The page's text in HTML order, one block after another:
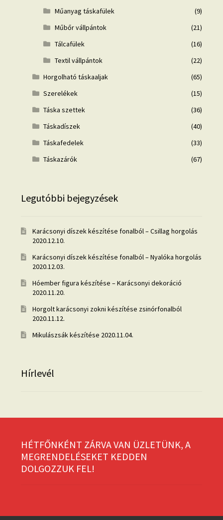
Műanyag táskafülek
(9)
Műbőr vállpántok
(21)
Tálcafülek
(16)
Textil vállpántok
(22)
Horgolható táskaaljak
(65)
Szerelékek
(15)
Táska szettek
(36)
Táskadíszek
(40)
Táskafedelek
(33)
Táskazárók
(67)
Legutóbbi bejegyzések
Karácsonyi díszek készítése fonalból – Csillag horgolás
2020.12.10.
Karácsonyi díszek készítése fonalból – Nyalóka horgolás
2020.12.03.
Hóember figura készítése – Karácsonyi dekoráció
2020.11.20.
Horgolt karácsonyi zokni készítése zsinórfonalból
2020.11.12.
Mikulászsák készítése 2020.11.04.
Hírlevél
HÉTFŐNKÉNT ZÁRVA VAN ÜZLETÜNK, A
MEGRENDELÉSEKET KEDDEN
DOLGOZZUK FEL!